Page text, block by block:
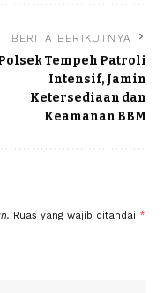
BERITA BERIKUTNYA
Tempeh Patroli
Intensif, Jamin
Ketersediaan dan
Keamanan BBM
Ruas yang wajib ditandai *